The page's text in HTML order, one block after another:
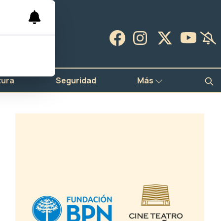
Seguridad Más